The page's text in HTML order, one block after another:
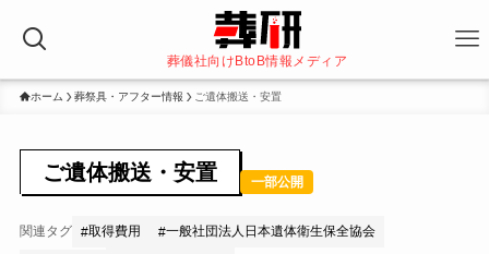
葬儀社向けBtoB情報メディア
ホーム 葬祭具・アフター情報 ご遺体搬送・安置
ご遺体搬送・安置 一部公開
関連タグ #取得費用 #一般社団法人日本遺体衛生保全協会